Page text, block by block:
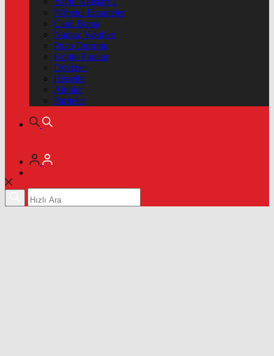
Nöbetçi Eczaneler
Canlı Borsa
Namaz Vakitleri
Puan Durumu
Kripto Paralar
Dövizler
Hisseler
Altınlar
Pariteler